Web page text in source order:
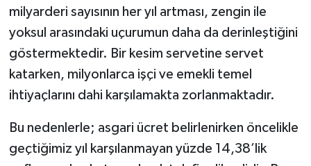
milyarderi sayısının her yıl artması, zengin ile
yoksul arasındaki uçurumun daha da derinleştiğini
göstermektedir. Bir kesim servetine servet
katarken, milyonlarca işçi ve emekli temel
ihtiyaçlarını dahi karşılamakta zorlanmaktadır.
Bu nedenlerle; asgari ücret belirlenirken öncelikle
geçtiğimiz yıl karşılanmayan yüzde 14,38’lik